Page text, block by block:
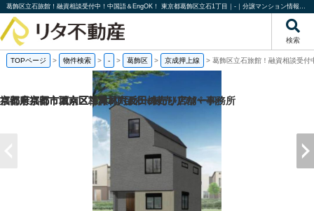
葛飾区立石旅館！融資相談受付中！中国語＆EngOK！ 東京都葛飾区立石1丁目｜-｜分譲マンション情報｜株式会社リタ不動産
検索
TOPページ > 物件検索 > - > 葛飾区 > 京成押上線 > 葛飾区立石旅館！融資相談受付
福岡県福岡市城南区梅林2丁目の一棟売りアパート
京都府京都市西京区下津林六反田の売り店舗・事務所
京都府京都市西京区下津林六反田の
京都府京都市下京区二人司町の一棟売りアパート